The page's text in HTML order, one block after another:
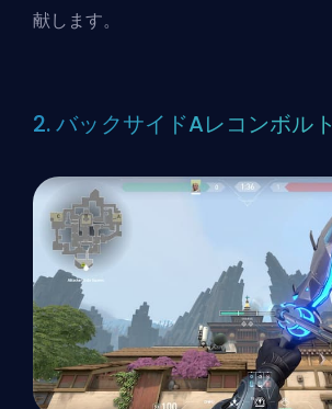
献します。
2. バックサイドAレコンボルト